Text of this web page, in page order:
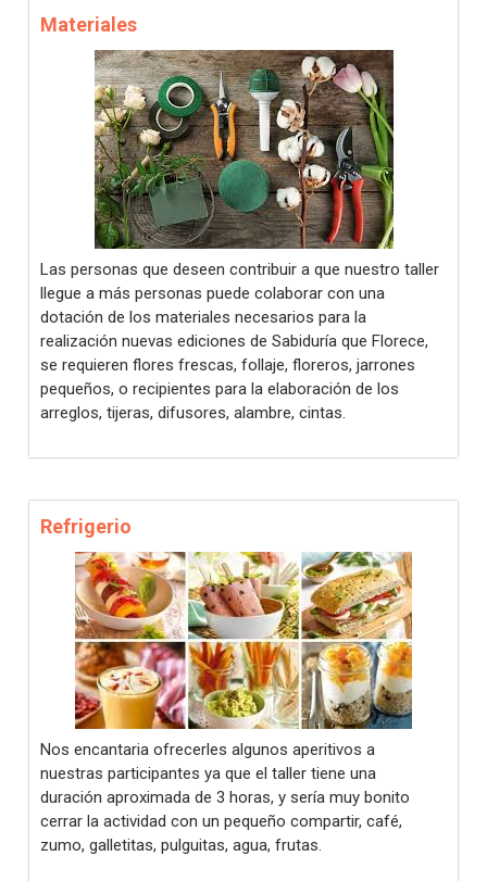
Materiales
Las personas que deseen contribuir a que nuestro taller
llegue a más personas puede colaborar con una
dotación de los materiales necesarios para la
realización nuevas ediciones de Sabiduría que Florece,
se requieren flores frescas, follaje, floreros, jarrones
pequeños, o recipientes para la elaboración de los
arreglos, tijeras, difusores, alambre, cintas.
Refrigerio
Nos encantaria ofrecerles algunos aperitivos a
nuestras participantes ya que el taller tiene una
duración aproximada de 3 horas, y sería muy bonito
cerrar la actividad con un pequeño compartir, café,
zumo, galletitas, pulguitas, agua, frutas.